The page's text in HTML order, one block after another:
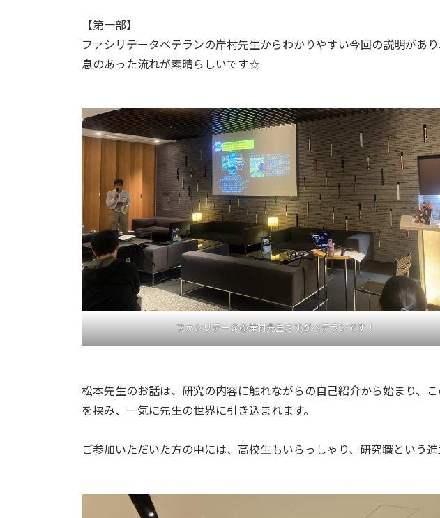
【第一部】
ファシリテータベテランの岸村先生からわかりやすい今回の説明があ
息のあった流れが素晴らしいです☆
ファシリテータの岸村先生さすがベテランです！
松本先生のお話は、研究の内容に触れながらの自己紹介から始まり、
を挟み、一気に先生の世界に引き込まれます。
ご参加いただいた方の中には、高校生もいらっしゃり、研究職という